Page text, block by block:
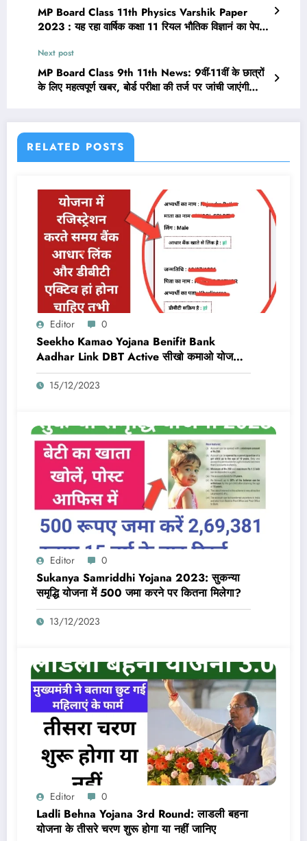
MP Board Class 11th Physics Varshik Paper
2023 : यह रहा वार्षिक कक्षा 11 रियल भौतिक विज्ञानं का पेपर,
Next post
MP Board Class 9th 11th News: 9वीं-11वीं के छात्रों
के लिए महत्वपूर्ण खबर, बोर्ड परीक्षा की तर्ज पर जांची जाएंगी
RELATED POSTS
Editor 0
Seekho Kamao Yojana Benifit Bank
Aadhar Link DBT Active सीखो कमाओ योजना
का लाभ तभी मिलेगा 10,000 Rs जब बैंक डीबीटी
एक्टिव और आधार लिंक होगा
15/12/2023
Editor 0
Sukanya Samriddhi Yojana 2023: सुकन्या
समृद्धि योजना में 500 जमा करने पर कितना मिलेगा?
13/12/2023
Editor 0
Ladli Behna Yojana 3rd Round: लाडली बहना
योजना के तीसरे चरण शुरू होगा या नहीं जानिए